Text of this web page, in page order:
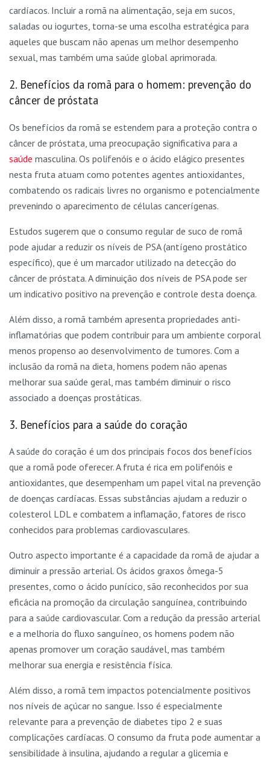
cardíacos. Incluir a romã na alimentação, seja em sucos,
saladas ou iogurtes, torna-se uma escolha estratégica para
aqueles que buscam não apenas um melhor desempenho
sexual, mas também uma saúde global aprimorada.
2. Benefícios da romã para o homem: prevenção do
câncer de próstata
Os benefícios da romã se estendem para a proteção contra o
câncer de próstata, uma preocupação significativa para a
saúde masculina. Os polifenóis e o ácido elágico presentes
nesta fruta atuam como potentes agentes antioxidantes,
combatendo os radicais livres no organismo e potencialmente
prevenindo o aparecimento de células cancerígenas.
Estudos sugerem que o consumo regular de suco de romã
pode ajudar a reduzir os níveis de PSA (antígeno prostático
específico), que é um marcador utilizado na detecção do
câncer de próstata. A diminuição dos níveis de PSA pode ser
um indicativo positivo na prevenção e controle desta doença.
Além disso, a romã também apresenta propriedades anti-
inflamatórias que podem contribuir para um ambiente corporal
menos propenso ao desenvolvimento de tumores. Com a
inclusão da romã na dieta, homens podem não apenas
melhorar sua saúde geral, mas também diminuir o risco
associado a doenças prostáticas.
3. Benefícios para a saúde do coração
A saúde do coração é um dos principais focos dos benefícios
que a romã pode oferecer. A fruta é rica em polifenóis e
antioxidantes, que desempenham um papel vital na prevenção
de doenças cardíacas. Essas substâncias ajudam a reduzir o
colesterol LDL e combatem a inflamação, fatores de risco
conhecidos para problemas cardiovasculares.
Outro aspecto importante é a capacidade da romã de ajudar a
diminuir a pressão arterial. Os ácidos graxos ômega-5
presentes, como o ácido punícico, são reconhecidos por sua
eficácia na promoção da circulação sanguínea, contribuindo
para a saúde cardiovascular. Com a redução da pressão arterial
e a melhoria do fluxo sanguíneo, os homens podem não
apenas promover um coração saudável, mas também
melhorar sua energia e resistência física.
Além disso, a romã tem impactos potencialmente positivos
nos níveis de açúcar no sangue. Isso é especialmente
relevante para a prevenção de diabetes tipo 2 e suas
complicações cardíacas. O consumo da fruta pode aumentar a
sensibilidade à insulina, ajudando a regular a glicemia e